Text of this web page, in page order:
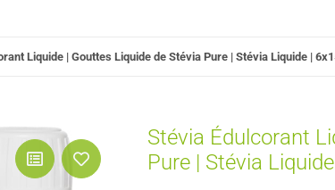
Liquide | Gouttes Liquide de Stévia Pure | Stévia Liquide |
Stévia Édulcorant
Pure | Stévia